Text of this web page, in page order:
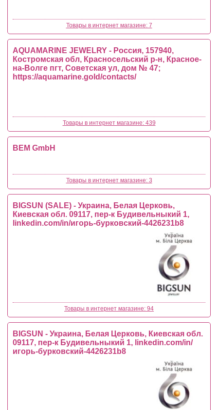
Товары в интернет магазине: 7
AQUAMARINE JEWELRY - Россия, 157940,
Костромская обл, Красносельский р-н, Красное-
на-Волге пгт, Советская ул, дом № 47;
https://aquamarine.gold/contacts/
Товары в интернет магазине: 439
BEM GmbH
Товары в интернет магазине: 3
BIGSUN (SALE) - Украина, Белая Церковь,
Киевская обл. 09117, пер-к Будивельныкий 1,
linkedin.com/in/игорь-бурковский-4426231b8
Товары в интернет магазине: 94
BIGSUN - Украина, Белая Церковь, Киевская обл.
09117, пер-к Будивельныкий 1, linkedin.com/in/
игорь-бурковский-4426231b8